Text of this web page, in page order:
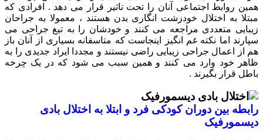
همین روابط اجتماعی آنان را تحت تاثیر قرار می دهد . افرادی که
مبتلا به اختلال خودزشت انگاری بدن هستند ، معمولا به جراحان
زیبایی متعددی مراجعه می کنند و خودشان را به تیغ جراحی می
سپارند اما نکته غم انگیز اینجاست که متاسفانه بسیاری از آنان باز
هم از اعمال جراحی زیبایی راضی نیستند و مجددا ایراد جدیدی را به
ظاهر خود وارد می کنند و همین سبب می شود که در یک چرخه
باطل قرار بگیرند .
رابطه بین دوران کودکی فرد و ابتلا به اختلال بادی
دیسمورفیک